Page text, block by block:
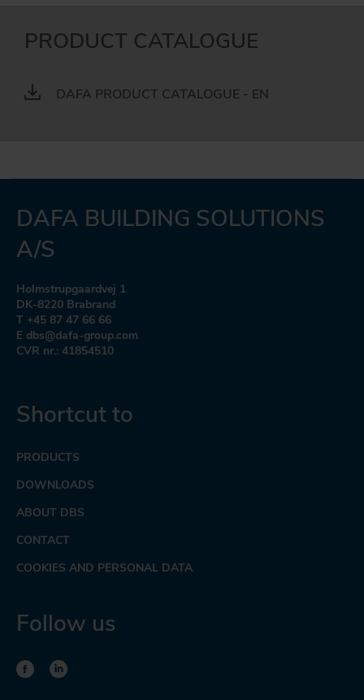
PRODUCT CATALOGUE
DAFA PRODUCT CATALOGUE - EN
DAFA BUILDING SOLUTIONS
A/S
Holmstrupgaardvej 1
DK-8220 Brabrand
T +45 87 47 66 66
E dbs@dafa-group.com
CVR nr.: 41854510
Shortcut to
PRODUCTS
DOWNLOADS
ABOUT DBS
CONTACT
COOKIES AND PERSONAL DATA
Follow us